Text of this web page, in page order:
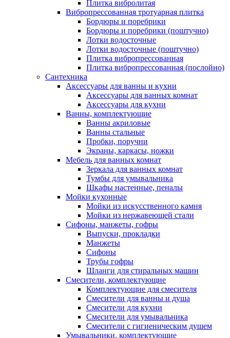
Плитка вибролитая
Вибропрессованная тротуарная плитка
Бордюры и поребрики
Бордюры и поребрики (поштучно)
Лотки водосточные
Лотки водосточные (поштучно)
Плитка вибропрессованная
Плитка вибропрессованная (послойно)
Сантехника
Аксессуары для ванны и кухни
Аксессуары для ванных комнат
Аксессуары для кухни
Ванны, комплектующие
Ванны акриловые
Ванны стальные
Пробки, поручни
Экраны, каркасы, ножки
Мебель для ванных комнат
Зеркала для ванных комнат
Тумбы для умывальника
Шкафы настенные, пеналы
Мойки кухонные
Мойки из искусственного камня
Мойки из нержавеющей стали
Сифоны, манжеты, гофры
Выпуски, прокладки
Манжеты
Сифоны
Трубы гофры
Шланги для стиральных машин
Смесители, комплектующие
Комплектующие для смесителя
Смесители для ванны и душа
Смесители для кухни
Смесители для умывальника
Смесители с гигиеническим душем
Умывальники, комплектующие